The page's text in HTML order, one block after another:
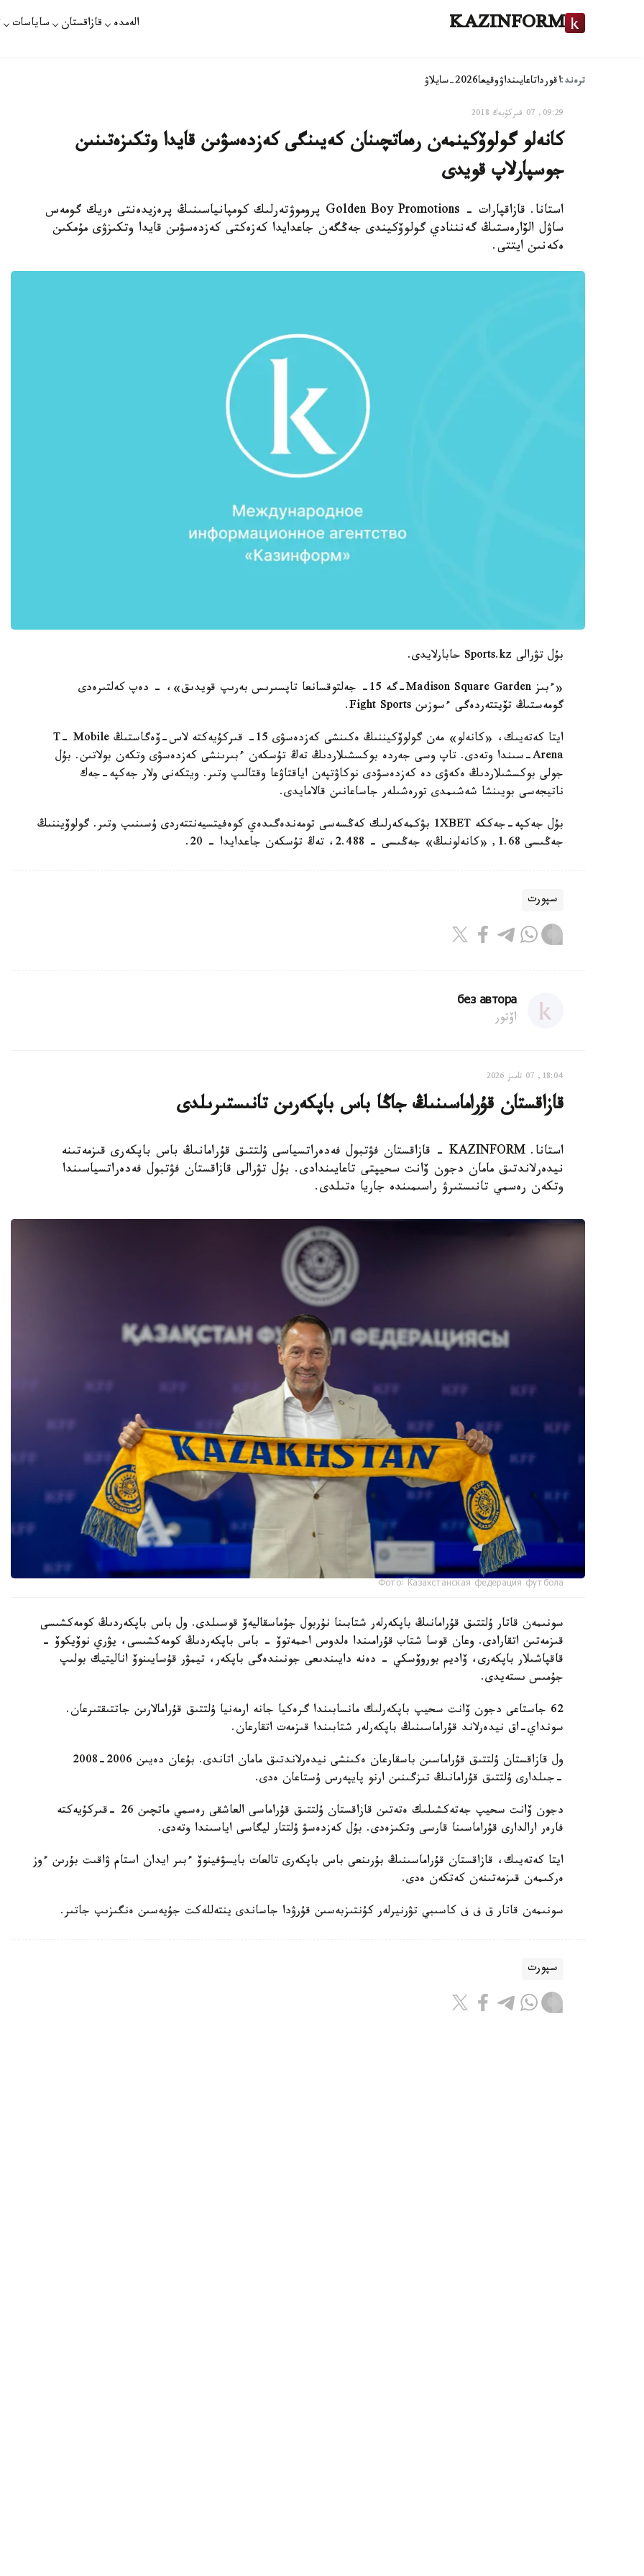
KAZINFORM الەمدە قازاقستان ساياسات
ترەند:اقورداتاعايىنداۋوقيعا2026-سايلاۋ
09:29, 07 قىركۇيەك 2018
كانەلو گولوۆكينمەن رەماتچىنان كەيىنگى كەزدەسۋىن قايدا وتكىزەتىنىن
جوسپارلاپ قويدى
استانا. قازاقپارات - Golden Boy Promotions پروموۋتەرلىك كومپانياسىنىڭ پرەزيدەنتى ەريك گومەس
ساۋل الۆارەستىڭ گەنننادي گولوۆكيندى جەڭگەن جاعدايدا كەزەكتى كەزدەسۋىن قايدا وتكىزۋى مۇمكىن
ەكەنىن ايتتى.
بۇل تۋرالى Sports.kz حابارلايدى.
«ءبىز Madison Square Garden-گە 15- جەلتوقسانعا تاپسىرىس بەرىپ قويدىق»، - دەپ كەلتىرەدى
گومەستىڭ تۆيتتەردەگى ءسوزىن Fight Sports.
ايتا كەتەيىك، «كانەلو» مەن گولوۆكيننىڭ ەكىنشى كەزدەسۋى 15- قىركۇيەكتە لاس-ۆەگاستىڭ T- Mobile
Arena-سىندا وتەدى. تاپ وسى جەردە بوكسشىلاردىڭ تەڭ تۇسكەن ءبىرىنشى كەزدەسۋى وتكەن بولاتىن. بۇل
جولى بوكسشىلاردىڭ ەكەۋى دە كەزدەسۋدى نوكاۋتپەن اياقتاۋعا وقتالىپ وتىر. ويتكەنى ولار جەكپە-جەك
ناتيجەسى بويىنشا شەشىمدى تورەشىلەر جاساعانىن قالامايدى.
بۇل جەكپە-جەككە 1XBET بۋكمەكەرلىك كەڭسەسى تومەندەگىدەي كوەفيتسيەنتتەردى ۇسىنىپ وتىر. گولوۆيننىڭ
جەڭىسى 1.68, «كانەلونىڭ» جەڭىسى - 2.488، تەڭ تۇسكەن جاعدايدا - 20.
سپورت
без автора
اۆتور
18:04, 07 تامىز 2026
قازاقستان قۇراماسىنىڭ جاڭا باس باپكەرىن تانىستىرىلدى
استانا. KAZINFORM - قازاقستان فۋتبول فەدەراتسياسى ۇلتتىق قۇرامانىڭ باس باپكەرى قىزمەتىنە
نيدەرلاندتىق مامان دجون ۆانت سحيپتى تاعايىندادى. بۇل تۋرالى قازاقستان فۋتبول فەدەراتسياسىندا
وتكەن رەسمي تانىستىرۋ راسىمىندە جاريا ەتىلدى.
Фото: Казахстанская федерация футбола
سونىمەن قاتار ۇلتتىق قۇرامانىڭ باپكەرلەر شتابىنا نۇربول جۇماسقاليەۆ قوسىلدى. ول باس باپكەردىڭ كومەكشىسى
قىزمەتىن اتقارادى. وعان قوسا شتاب قۇرامىندا ەلدوس احمەتوۆ - باس باپكەردىڭ كومەكشىسى، يۋري نوۆيكوۆ -
قاقپاشىلار باپكەرى، ۆاديم بوروۆسكي - دەنە دايىندىعى جونىندەگى باپكەر، تيمۋر قۇسايىنوۆ اناليتيك بولىپ
جۇمىس ىستەيدى.
62 جاستاعى دجون ۆانت سحيپ باپكەرلىك مانسابىندا گرەكيا جانە ارمەنيا ۇلتتىق قۇرامالارىن جاتتىقتىرعان.
سونداي-اق نيدەرلاند قۇراماسىنىڭ باپكەرلەر شتابىندا قىزمەت اتقارعان.
ول قازاقستان ۇلتتىق قۇراماسىن باسقارعان ەكىنشى نيدەرلاندتىق مامان اتاندى. بۇعان دەيىن 2006-2008
-جىلدارى ۇلتتىق قۇرامانىڭ تىزگىنىن ارنو پايپەرس ۇستاعان ەدى.
دجون ۆانت سحيپ جەتەكشىلىك ەتەتىن قازاقستان ۇلتتىق قۇراماسى العاشقى رەسمي ماتچىن 26 -قىركۇيەكتە
فارەر ارالدارى قۇراماسىنا قارسى وتكىزەدى. بۇل كەزدەسۋ ۇلتتار ليگاسى اياسىندا وتەدى.
ايتا كەتەيىك، قازاقستان قۇراماسىنىڭ بۇرىنعى باس باپكەرى تالعات بايسۋفينوۆ ءبىر ايدان استام ۋاقىت بۇرىن ءوز
ەركىمەن قىزمەتىنەن كەتكەن ەدى.
سونىمەن قاتار ق ف ف كاسىبي تۋرنيرلەر كۇنتىزبەسىن قۇرۋدا جاساندى ينتەللەكت جۇيەسىن ەنگىزىپ جاتىر.
سپورت